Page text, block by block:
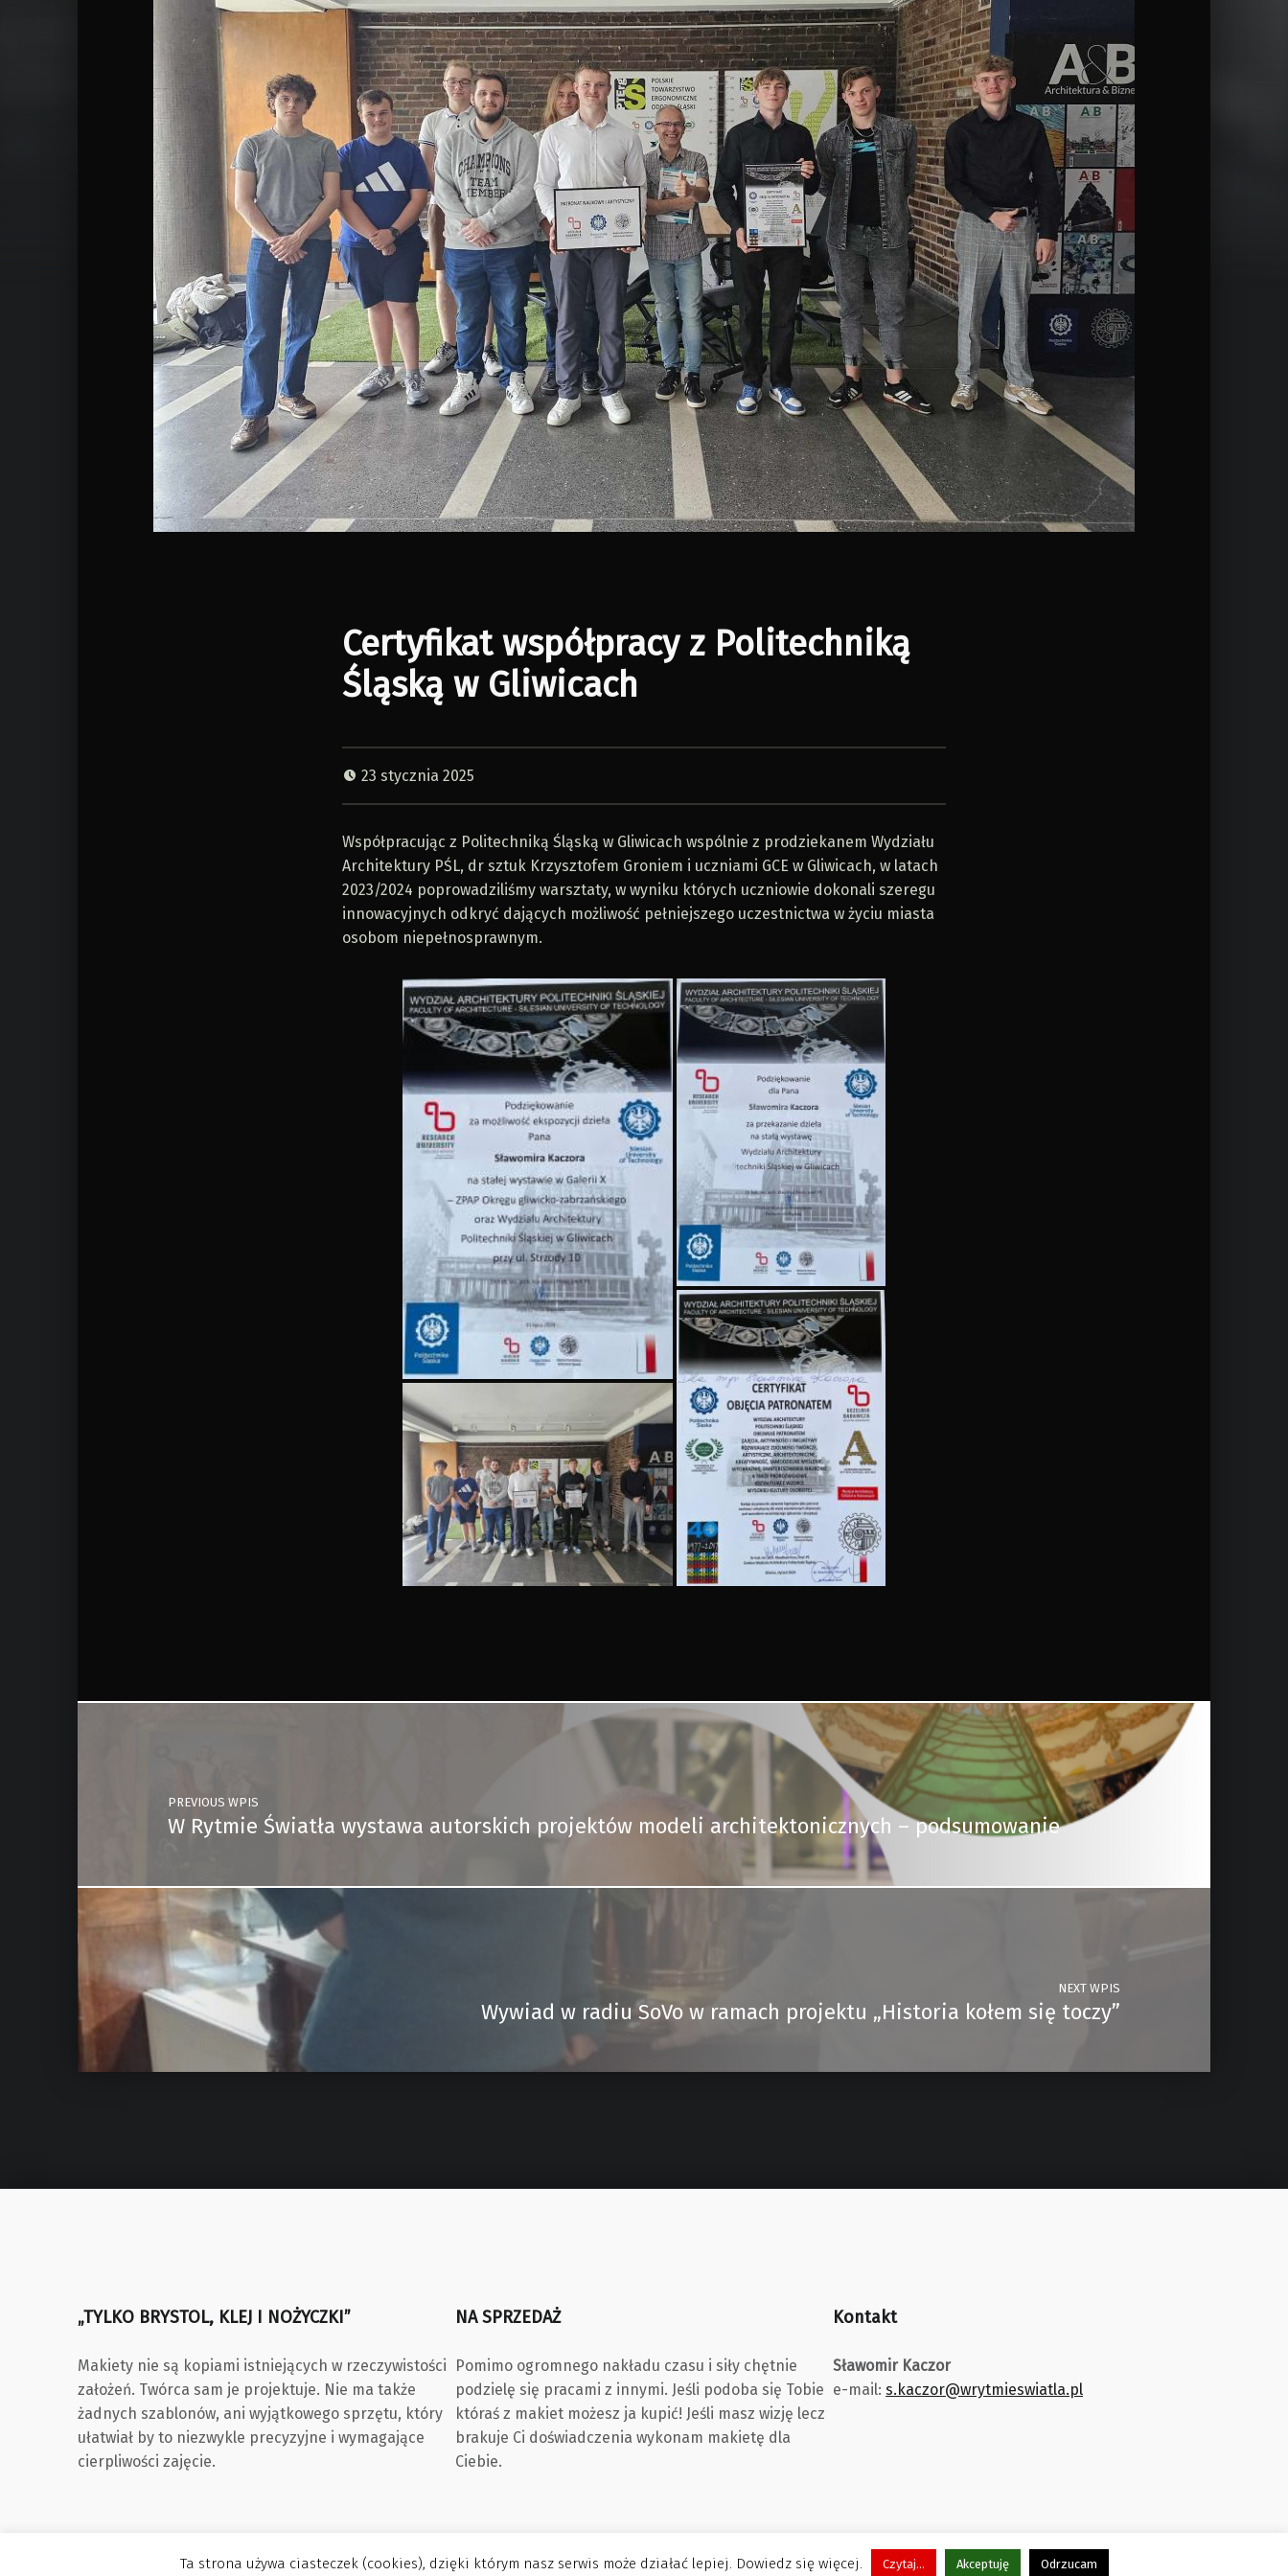
Certyfikat współpracy z Politechniką
Śląską w Gliwicach
23 stycznia 2025
Współpracując z Politechniką Śląską w Gliwicach wspólnie z prodziekanem Wydziału
Architektury PŚL, dr sztuk Krzysztofem Groniem i uczniami GCE w Gliwicach, w latach
2023/2024 poprowadziliśmy warsztaty, w wyniku których uczniowie dokonali szeregu
innowacyjnych odkryć dających możliwość pełniejszego uczestnictwa w życiu miasta
osobom niepełnosprawnym.
Post navigation
PREVIOUS WPIS
W Rytmie Światła wystawa autorskich projektów modeli architektonicznych – podsumowanie
NEXT WPIS
Wywiad w radiu SoVo w ramach projektu „Historia kołem się toczy”
„TYLKO BRYSTOL, KLEJ I NOŻYCZKI”
Makiety nie są kopiami istniejących w rzeczywistości
założeń. Twórca sam je projektuje. Nie ma także
żadnych szablonów, ani wyjątkowego sprzętu, który
ułatwiał by to niezwykle precyzyjne i wymagające
cierpliwości zajęcie.
NA SPRZEDAŻ
Pomimo ogromnego nakładu czasu i siły chętnie
podzielę się pracami z innymi. Jeśli podoba się Tobie
któraś z makiet możesz ja kupić! Jeśli masz wizję lecz
brakuje Ci doświadczenia wykonam makietę dla
Ciebie.
Kontakt
Sławomir Kaczor
e-mail:s.kaczor@wrytmieswiatla.pl
Ta strona używa ciasteczek (cookies), dzięki którym nasz serwis może działać lepiej. Dowiedz się więcej. Czytaj... Akceptuję Odrzucam